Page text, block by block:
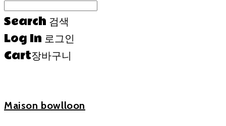
Search 검색
Log In 로그인
Cart장바구니
Maison bowlloon